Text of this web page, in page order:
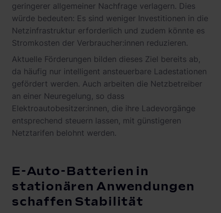
geringerer allgemeiner Nachfrage verlagern. Dies
würde bedeuten: Es sind weniger Investitionen in die
Netzinfrastruktur erforderlich und zudem könnte es
Stromkosten der Verbraucher:innen reduzieren.
Aktuelle Förderungen bilden dieses Ziel bereits ab,
da häufig nur intelligent ansteuerbare Ladestationen
gefördert werden. Auch arbeiten die Netzbetreiber
an einer Neuregelung, so dass
Elektroautobesitzer:innen, die ihre Ladevorgänge
entsprechend steuern lassen, mit günstigeren
Netztarifen belohnt werden.
E-Auto-Batterien in
stationären Anwendungen
schaffen Stabilität